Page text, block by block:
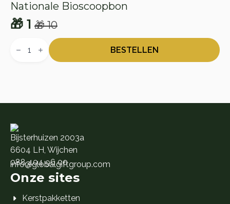
Nationale Bioscoopbon
🎁10
Oorspronkelijke
prijs
🎁 1
Huidige
prijs
Bioscoopbon
BESTELLEN
Bijsterhuizen 2003a
6604 LH, Wijchen
088 404 96 00
info@globalgiftgroup.com
Onze sites
Kerstpakketten